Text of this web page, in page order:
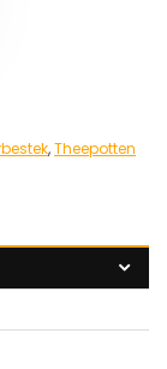
,Theepotten